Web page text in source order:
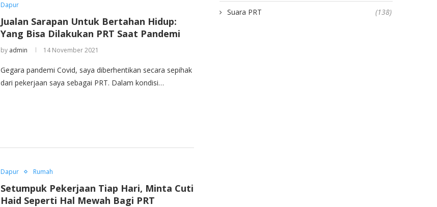
Dapur
Jualan Sarapan Untuk Bertahan Hidup:
Yang Bisa Dilakukan PRT Saat Pandemi
by admin 14 November 2021
Gegara pandemi Covid, saya diberhentikan secara sepihak
dari pekerjaan saya sebagai PRT. Dalam kondisi…
Dapur Rumah
Setumpuk Pekerjaan Tiap Hari, Minta Cuti
Haid Seperti Hal Mewah Bagi PRT
Suara PRT (138)